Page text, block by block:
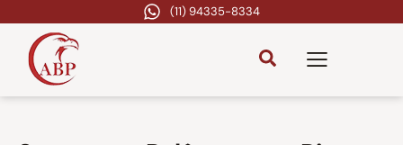
(11) 94335-8334